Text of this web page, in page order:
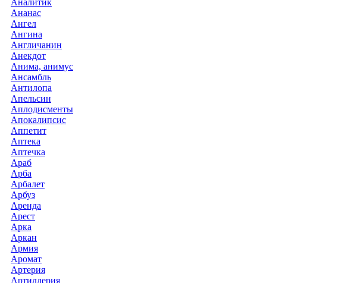
Аналитик
Ананас
Ангел
Ангина
Англичанин
Анекдот
Анима, анимус
Ансамбль
Антилопа
Апельсин
Аплодисменты
Апокалипсис
Аппетит
Аптека
Аптечка
Араб
Арба
Арбалет
Арбуз
Аренда
Арест
Арка
Аркан
Армия
Аромат
Артерия
Артиллерия